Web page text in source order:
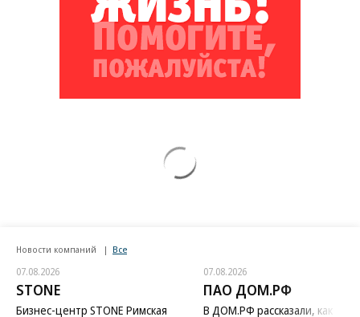
Новости компаний Все
07.08.2026
STONE
Бизнес-центр STONE Римская
07.08.2026
ПАО ДОМ.РФ
В ДОМ.РФ рассказали, как